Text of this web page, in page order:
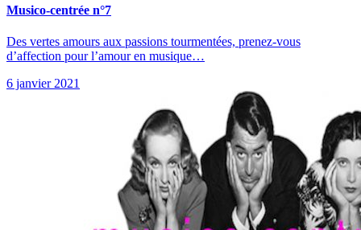
Musico-centrée n°7
Des vertes amours aux passions tourmentées, prenez-vous
d’affection pour l’amour en musique…
6 janvier 2021